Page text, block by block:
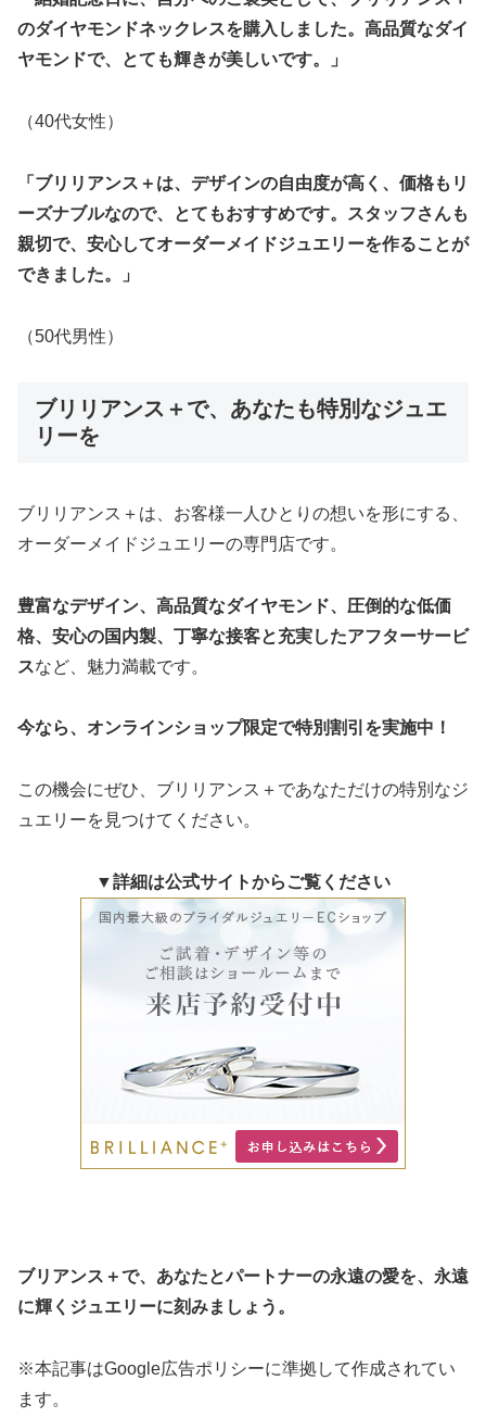
のダイヤモンドネックレスを購入しました。高品質なダイ
ヤモンドで、とても輝きが美しいです。」
（40代女性）
「ブリリアンス＋は、デザインの自由度が高く、価格もリ
ーズナブルなので、とてもおすすめです。スタッフさんも
親切で、安心してオーダーメイドジュエリーを作ることが
できました。」
（50代男性）
ブリリアンス＋で、あなたも特別なジュエ
リーを
ブリリアンス＋は、お客様一人ひとりの想いを形にする、
オーダーメイドジュエリーの専門店です。
豊富なデザイン、高品質なダイヤモンド、圧倒的な低価
格、安心の国内製、丁寧な接客と充実したアフターサービ
スなど、魅力満載です。
今なら、オンラインショップ限定で特別割引を実施中！
この機会にぜひ、ブリリアンス＋であなただけの特別なジ
ュエリーを見つけてください。
▼詳細は公式サイトからご覧ください
ブリアンス＋で、あなたとパートナーの永遠の愛を、永遠
に輝くジュエリーに刻みましょう。
※本記事はGoogle広告ポリシーに準拠して作成されてい
ます。